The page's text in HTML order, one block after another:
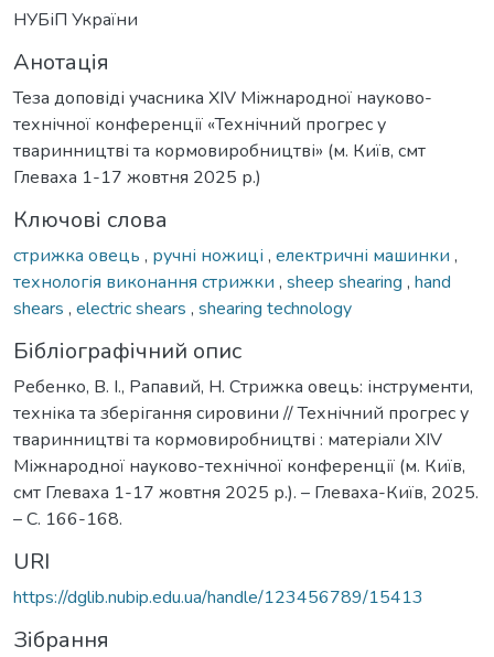
НУБіП України
Анотація
Теза доповіді учасника XІV Міжнародної науково-
технічної конференції «Технічний прогрес у
тваринництві та кормовиробництві» (м. Київ, смт
Глеваха 1-17 жовтня 2025 р.)
Ключові слова
стрижка овець , ручні ножиці , електричні машинки ,
технологія виконання стрижки , sheep shearing , hand
shears , electric shears , shearing technology
Бібліографічний опис
Ребенко, В. І., Рапавий, Н. Стрижка овець: інструменти,
техніка та зберігання сировини // Технічний прогрес у
тваринництві та кормовиробництві : матеріали XІV
Міжнародної науково-технічної конференції (м. Київ,
смт Глеваха 1-17 жовтня 2025 р.). – Глеваха-Київ, 2025.
– С. 166-168.
URI
https://dglib.nubip.edu.ua/handle/123456789/15413
Зібрання